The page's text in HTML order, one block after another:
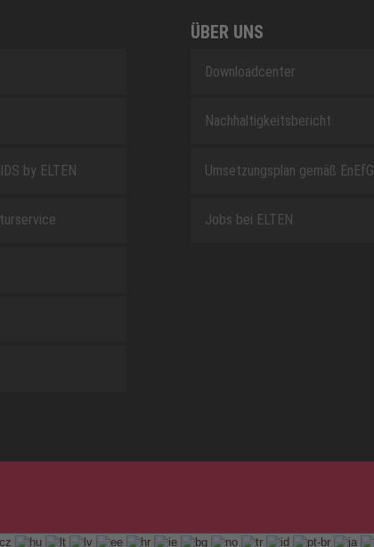
by ELTEN
ÜBER UNS
Downloadcenter
Nachhaltigkeitsbericht
Umsetzungsplan gemäß EnEfG
Jobs bei ELTEN